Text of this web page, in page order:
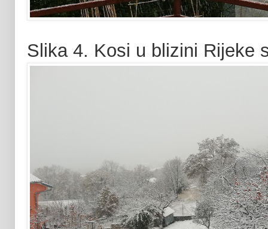
Slika 4. Kosi u blizini Rijeke